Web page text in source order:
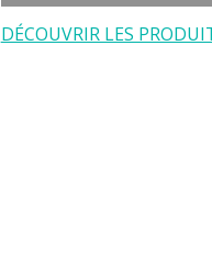
DÉCOUVRIR LES